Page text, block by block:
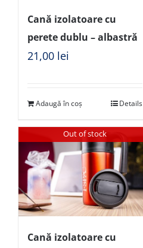
Cană izolatoare cu
perete dublu – albastră
21,00 lei
Adaugă în coș Details
Out of stock
Cană izolatoare cu